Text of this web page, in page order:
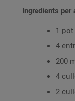
Ingredients per
1 pot
4
200
4
2